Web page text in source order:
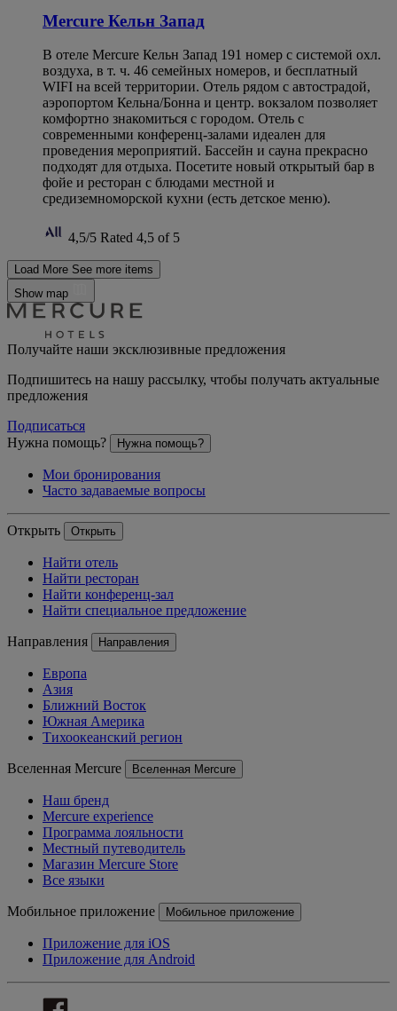
Mercure Кельн Запад
В отеле Mercure Кельн Запад 191 номер с системой охл.
воздуха, в т. ч. 46 семейных номеров, и бесплатный
WIFI на всей территории. Отель рядом с автострадой,
аэропортом Кельна/Бонна и центр. вокзалом позволяет
комфортно знакомиться с городом. Отель с
современными конференц-залами идеален для
проведения мероприятий. Бассейн и сауна прекрасно
подходят для отдыха. Посетите новый открытый бар в
фойе и ресторан с блюдами местной и
средиземноморской кухни (есть детское меню).
4,5/5 Rated 4,5 of 5
Load More See more items
Show map
Получайте наши эксклюзивные предложения
Подпишитесь на нашу рассылку, чтобы получать актуальные
предложения
Подписаться
Нужна помощь?
Нужна помощь?
Мои бронирования
Часто задаваемые вопросы
Открыть Открыть
Найти отель
Найти ресторан
Найти конференц-зал
Найти специальное предложение
Направления Направления
Европа
Азия
Ближний Восток
Южная Америка
Тихоокеанский регион
Вселенная Mercure Вселенная Mercure
Наш бренд
Mercure experience
Программа лояльности
Местный путеводитель
Магазин Mercure Store
Все языки
Мобильное приложение Мобильное приложение
Приложение для iOS
Приложение для Android